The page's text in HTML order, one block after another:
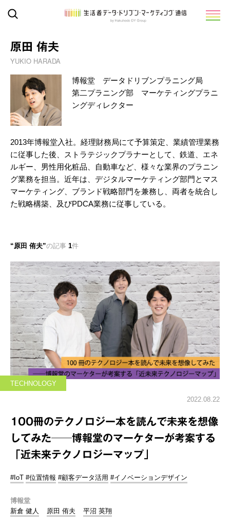
原田 侑夫
YUKIO HARADA
博報堂 データドリブンプラニング局
第二プラニング部 マーケティングプラニ
ングディレクター
2013年博報堂入社。経理財務局にて予算策定、業績管理業務
に従事した後、ストラテジックプラナーとして、鉄道、エネ
ルギー、男性用化粧品、自動車など、様々な業界のプラニン
グ業務を担当。近年は、デジタルマーケティング部門とマス
マーケティング、ブランド戦略部門を兼務し、両者を統合し
た戦略構築、及びPDCA業務に従事している。
原田 侑夫 の記事 1件
TECHNOLOGY
2022.08.22
100冊のテクノロジー本を読んで未来を想像
してみた──博報堂のマーケターが考案する
「近未来テクノロジーマップ」
#IoT #位置情報 #顧客データ活用 #イノベーションデザイン
博報堂
新倉 健人
原田 侑夫 平沼 英翔